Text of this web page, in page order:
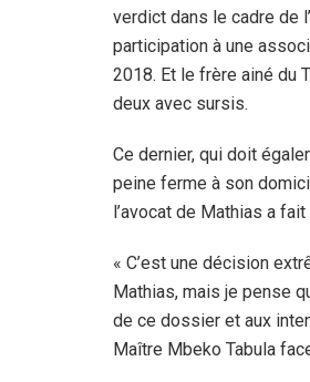
verdict dans le cadre de
participation à une
2018. Et le frère ainé du
deux avec sursis.
Ce dernier, qui doit
peine ferme à son
l’avocat de Mathias a
« C’est une décision
Mathias, mais je pense
de ce dossier et aux
Maître Mbeko Tabula